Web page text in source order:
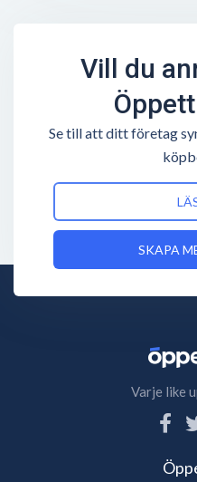
Vill du
Se till att ditt företag
SKAPA
Varje like